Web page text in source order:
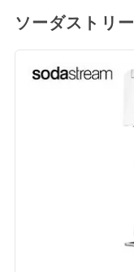
ソーダストリ